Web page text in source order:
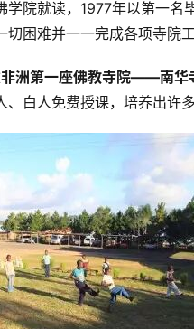
院就读，1977年以第一
困难并一一完成各项寺院工
洲第一座佛教寺院——南华
白人免费授课，培养出许多